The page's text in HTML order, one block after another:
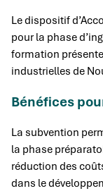
Le dispositif
pour la phase
formation
industrielles de
Bénéfices
La subvention
la phase
réduction des
dans le